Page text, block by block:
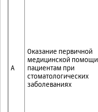
А
Оказание первичной
медицинской помощи
пациентам при
стоматологических
заболеваниях